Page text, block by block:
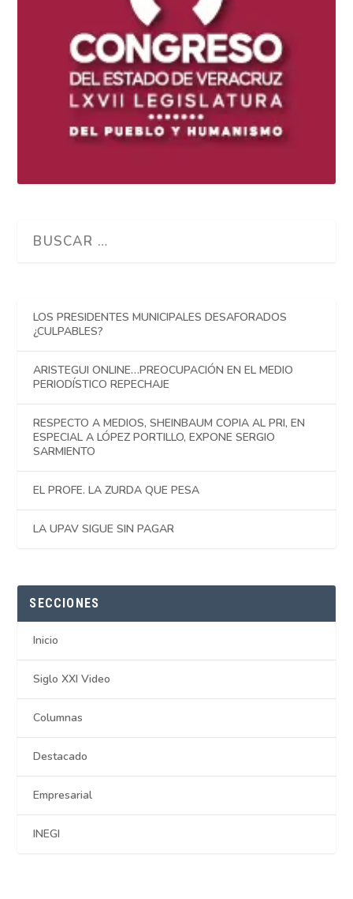
LOS PRESIDENTES MUNICIPALES DESAFORADOS
¿CULPABLES?
ARISTEGUI ONLINE…PREOCUPACIÓN EN EL MEDIO
PERIODÍSTICO REPECHAJE
RESPECTO A MEDIOS, SHEINBAUM COPIA AL PRI, EN
ESPECIAL A LÓPEZ PORTILLO, EXPONE SERGIO
SARMIENTO
EL PROFE. LA ZURDA QUE PESA
LA UPAV SIGUE SIN PAGAR
SECCIONES
Inicio
Siglo XXI Video
Columnas
Destacado
Empresarial
INEGI